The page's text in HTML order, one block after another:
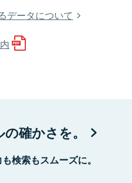
データについて
確かさを。
検索もスムーズに。